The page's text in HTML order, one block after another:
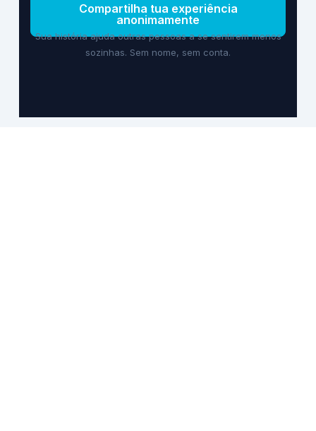
Compartilha tua experiência
anonimamente
Sua história ajuda outras pessoas a se sentirem menos
sozinhas. Sem nome, sem conta.